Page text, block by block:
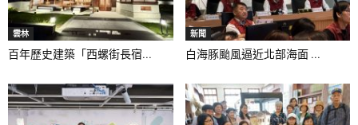
雲林
百年歷史建築「西螺街長宿...
新聞
白海豚颱風逼近北部海面 ...